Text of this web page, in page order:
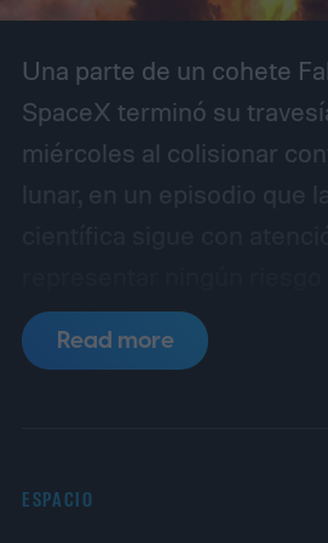
Una parte de un cohete
SpaceX terminó su
miércoles al colisionar
lunar, en un episodio que
trata de la segunda etapa
utilizada en enero de 2025
Read more
ESPACIO